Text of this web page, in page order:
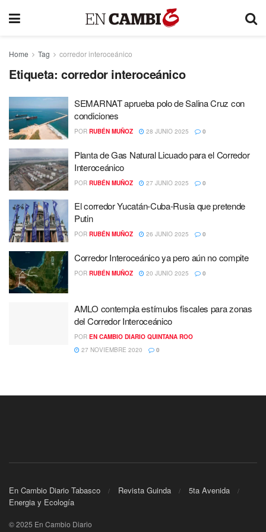
Home Tag corredor interoceánico
Etiqueta: corredor interoceánico
SEMARNAT aprueba polo de Salina Cruz con
condiciones
POR RUBÉN MUÑOZ 28 JUNIO 2025 0
Planta de Gas Natural Licuado para el Corredor
Interoceánico
POR RUBÉN MUÑOZ 27 JUNIO 2025 0
El corredor Yucatán-Cuba-Rusia que pretende
Putin
POR RUBÉN MUÑOZ 26 JUNIO 2025 0
Corredor Interoceánico ya pero aún no compite
POR RUBÉN MUÑOZ 20 JUNIO 2025 0
AMLO contempla estímulos fiscales para zonas
del Corredor Interoceánico
POR EN CAMBIO DIARIO QUINTANA ROO
27 NOVIEMBRE 2020
0
En Cambio Diario Tabasco Revista Guinda
5ta Avenida
Energia y Ecología
© 2025 En Cambio Diario